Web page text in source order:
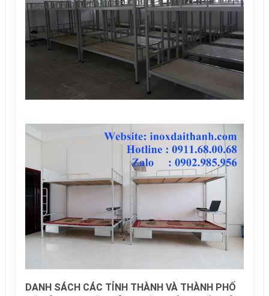
DANH SÁCH CÁC TỈNH THÀNH VÀ THÀNH PHỐ